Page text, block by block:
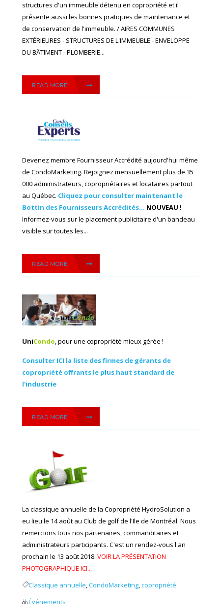
structures d'un immeuble détenu en copropriété et il
présente aussi les bonnes pratiques de maintenance et
de conservation de l'immeuble. / AIRES COMMUNES
EXTÉRIEURES - STRUCTURES DE L'IMMEUBLE - ENVELOPPE
DU BÂTIMENT - PLOMBERIE...
READ MORE
Devenez membre Fournisseur Accrédité aujourd'hui même
de CondoMarketing. Rejoignez mensuellement plus de 35
000 administrateurs, copropriétaires et locataires partout
au Québec. Cliquez pour consulter maintenant le
Bottin des Fournisseurs Accrédités... NOUVEAU !
Informez-vous sur le placement publicitaire d'un bandeau
visible sur toutes les...
READ MORE
UniCondo , pour une copropriété mieux gérée !
Consulter ICI la liste des firmes de gérants de
copropriété offrants le plus haut standard de
l'industrie
READ MORE
La classique annuelle de la Copropriété HydroSolution a
eu lieu le 14 août au Club de golf de l'Ile de Montréal. Nous
remercions tous nos partenaires, commanditaires et
administrateurs participants. C'est un rendez-vous l'an
prochain le 13 août 2018. VOIR LA PRÉSENTATION
PHOTOGRAPHIQUE ICI...
Classique annuelle,CondoMarketing,copropriété
Événements